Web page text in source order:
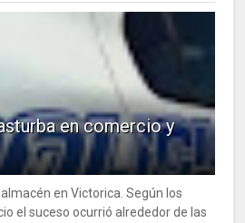
en comercio y
en Victorica. Según los
el suceso ocurrió alrededor de las